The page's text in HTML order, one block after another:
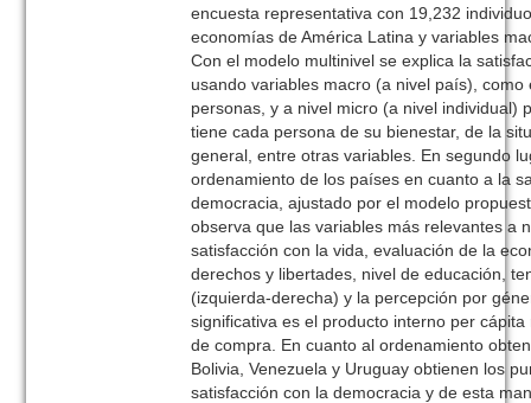
encuesta representativa con 19,232
economías de América Latina y variables
Con el modelo multinivel se explica la
usando variables macro (a nivel país),
personas, y a nivel micro (a nivel individual)
tiene cada persona de su bienestar, de la
general, entre otras variables. En segundo
ordenamiento de los países en cuanto a la
democracia, ajustado por el modelo
observa que las variables más relevantes a
satisfacción con la vida, evaluación de la
derechos y libertades, nivel de educación,
(izquierda-derecha) y la percepción por
significativa es el producto interno per
de compra. En cuanto al ordenamiento
Bolivia, Venezuela y Uruguay obtienen los
satisfacción con la democracia y de esta